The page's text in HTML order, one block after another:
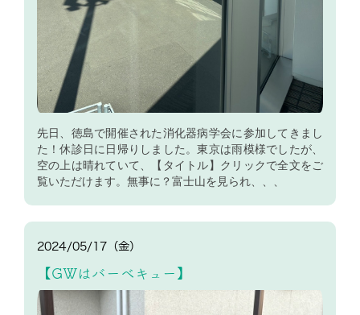
先日、徳島で開催された消化器病学会に参加してきまし
た！休診日に日帰りしました。東京は雨模様でしたが、
空の上は晴れていて、【タイトル】クリックで全文をご
覧いただけます。無事に？富士山を見られ、、、
2024/05/17（金）
【GWはバーベキュー】